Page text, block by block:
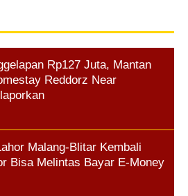
Rp127 Juta, Mantan
Reddorz Near
Malang-Blitar Kembali
Bisa Melintas Bayar E-Money